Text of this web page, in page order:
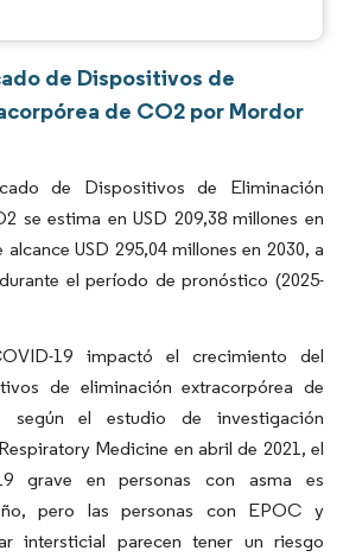
de Dispositivos de
de CO2 por Mordor
de Dispositivos de Eliminación
se estima en USD 209,38 millones en
USD 295,04 millones en 2030, a
el período de pronóstico (2025-
19 impactó el crecimiento del
de eliminación extracorpórea de
según el estudio de investigación
Medicine en abril de 2021, el
grave en personas con asma es
pero las personas con EPOC y
intersticial parecen tener un riesgo